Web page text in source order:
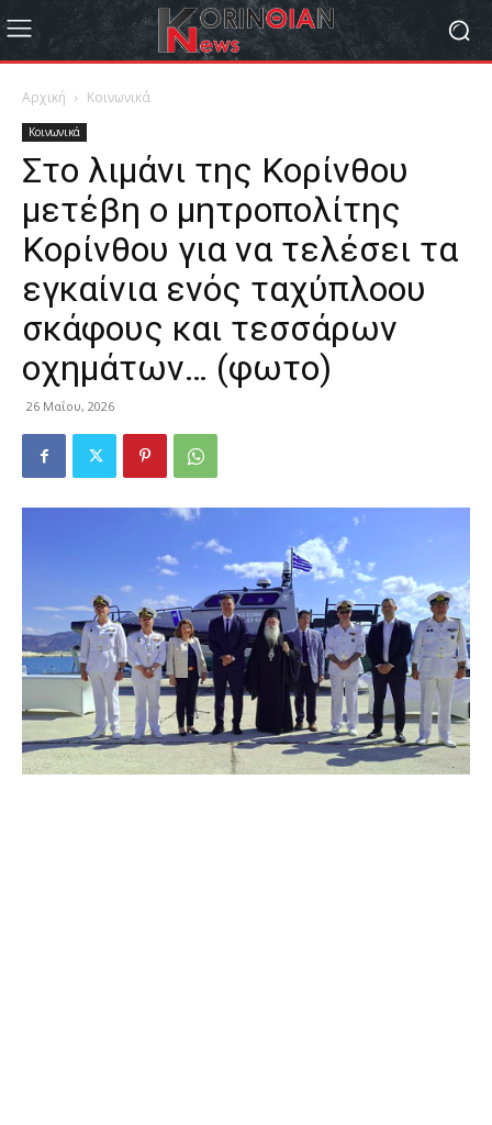
Αρχική Κοινωνικά
Κοινωνικά
Στο λιμάνι της Κορίνθου
μετέβη ο μητροπολίτης
Κορίνθου για να τελέσει τα
εγκαίνια ενός ταχύπλοου
σκάφους και τεσσάρων
οχημάτων… (φωτο)
26 Μαΐου, 2026